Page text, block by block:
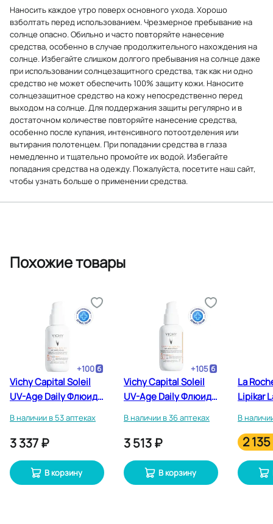
Наносить каждое утро поверх основного ухода. Хорошо
взболтать перед использованием. Чрезмерное пребывание на
солнце опасно. Обильно и часто повторяйте нанесение
средства, особенно в случае продолжительного нахождения на
солнце. Избегайте слишком долгого пребывания на солнце даже
при использовании солнцезащитного средства, так как ни одно
средство не может обеспечить 100% защиту кожи. Наносите
солнцезащитное средство на кожу непосредственно перед
выходом на солнце. Для поддержания защиты регулярно и в
достаточном количестве повторяйте нанесение средства,
особенно после купания, интенсивного потоотделения или
вытирания полотенцем. При попадании средства в глаза
немедленно и тщательно промойте их водой. Избегайте
попадания средства на одежду. Пожалуйста, посетите наш сайт,
чтобы узнать больше о применении средства.
Похожие товары
+100
Vichy Capital Soleil
UV-Age Daily Флюид
солнцезащитный
невесомый SPF 50+
В наличии в 53 аптеках
3 337 ₽
В корзину
+105
Vichy Capital Soleil
UV-Age Daily Флюид
солнцезащитный
невесомый
40 мл
В наличии в 36 аптеках
3 513 ₽
В корзину
La
Lipikar
сухой
тела
В
2